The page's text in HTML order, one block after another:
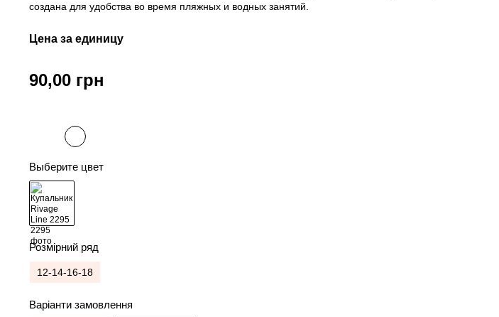
создана для удобства во время пляжных и водных занятий.
Цена за единицу
90,00 грн
Выберите цвет
Розмірний ряд
12-14-16-18
Варіанти замовлення